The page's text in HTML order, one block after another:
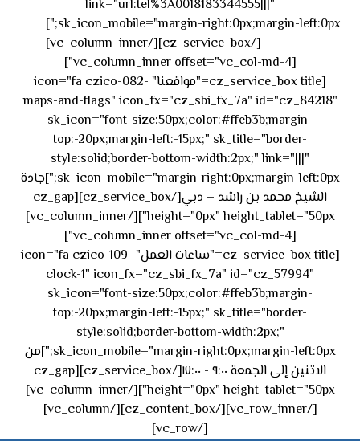
link="url:tel%3A0018183344555|||"
sk_icon_mobile="margin-right:0px;margin-left:0px;"]
[/cz_service_box][/vc_column_inner]
[vc_column_inner offset="vc_col-md-4"]
[cz_service_box title="مواقعنا" icon="fa czico-082-
maps-and-flags" icon_fx="cz_sbi_fx_7a" id="cz_84218"
sk_icon="font-size:50px;color:#ffeb3b;margin-
top:-20px;margin-left:-15px;" sk_title="border-
style:solid;border-bottom-width:2px;" link="|||"
sk_icon_mobile="margin-right:0px;margin-left:0px;"]جادة
الشيخ محمد بن راشد – دبي[/cz_service_box][cz_gap
height="0px" height_tablet="50px"][/vc_column_inner]
[vc_column_inner offset="vc_col-md-4"]
[cz_service_box title="ساعات العمل" icon="fa czico-109-
clock-1" icon_fx="cz_sbi_fx_7a" id="cz_57994"
sk_icon="font-size:50px;color:#ffeb3b;margin-
top:-20px;margin-left:-15px;" sk_title="border-
style:solid;border-bottom-width:2px;"
sk_icon_mobile="margin-right:0px;margin-left:0px;"]من
الاثنين إلى الجمعة ٩:٠٠ - ١٧:٠٠[/cz_service_box][cz_gap
height="0px" height_tablet="50px"][/vc_column_inner]
[/vc_row_inner][/cz_content_box][/vc_column]
[/vc_row]